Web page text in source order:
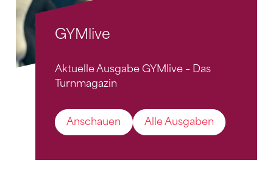
GYMlive
Aktuelle Ausgabe GYMlive – Das
Turnmagazin
Anschauen Alle Ausgaben